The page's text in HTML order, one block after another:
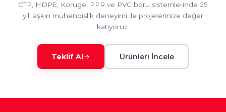
CTP, HDPE, Koruge, PPR ve PVC boru sistemlerinde 25
yılı aşkın mühendislik deneyimi ile projelerinize değer
katıyoruz.
Teklif Al Ürünleri İncele